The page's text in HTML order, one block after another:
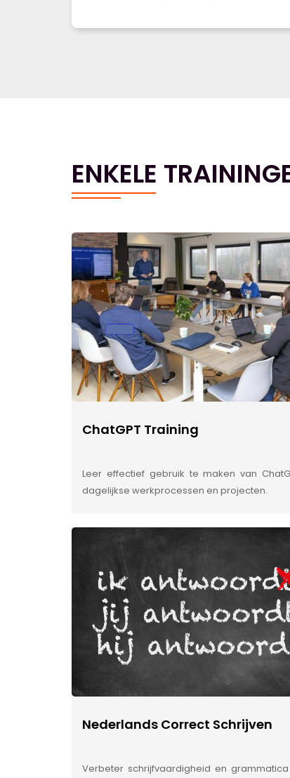
ENKELE
ChatGPT Training
Leer effectief gebruik te maken van
dagelijkse werkprocessen en projecten.
Nederlands Correct Schrijven
Verbeter schrijfvaardigheid en